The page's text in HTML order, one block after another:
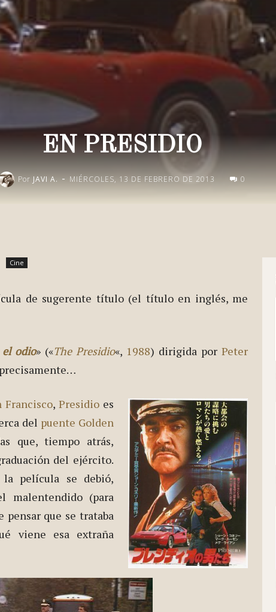
EN PRESIDIO
Por JAVI A. - MIÉRCOLES, 13 DE FEBRERO DE 2013 0
Cine
de sugerente título (el título en inglés, me
odio» («The Presidio«, 1988) dirigida porPeter
Francisco, Presidioes
del puente Golden
que, tiempo atrás,
del ejército.
película se debió,
malentendido (para
pensar que se trataba
viene esa extraña